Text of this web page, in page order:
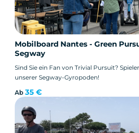
Mobilboard Nantes - Green
Segway
Sind Sie ein Fan von Trivial Pursuit?
unserer Segway-Gyropoden!
Ab 35 €